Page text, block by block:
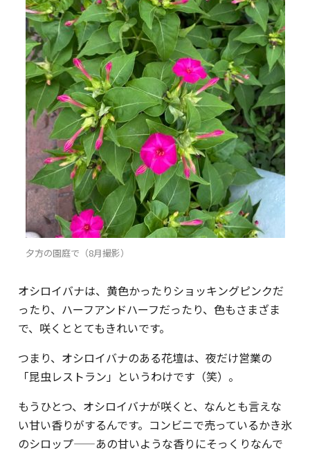
夕方の園庭で（8月撮影）
オシロイバナは、黄色かったりショッキングピンクだ
ったり、ハーフアンドハーフだったり、色もさまざま
で、咲くととてもきれいです。
つまり、オシロイバナのある花壇は、夜だけ営業の
「昆虫レストラン」というわけです（笑）。
もうひとつ、オシロイバナが咲くと、なんとも言えな
い甘い香りがするんです。コンビニで売っているかき氷
のシロップ——あの甘いような香りにそっくりなんで